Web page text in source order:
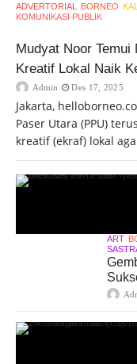
ADVERTORIAL BORNEO
KOMUNIKASI PUBLIK
Mudyat Noor
Kreatif Lokal Naik
Admin Des 17, 2025
Jakarta,
Paser Utara (PPU)
kreatif (ekraf) lokal
ART